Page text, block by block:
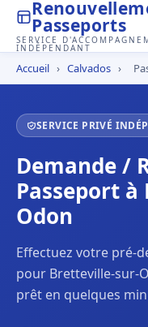
Passeports
SERVICE
INDÉPENDANT
Accueil › Calvados ›
SERVICE PRIVÉ
Demande /
Passeport
Odon
Effectuez votre pré-
pour Bretteville-sur-
prêt en quelques